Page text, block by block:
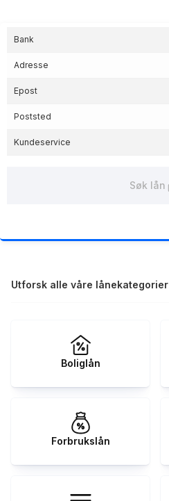
Bank
Adresse
Epost
Poststed
Kundeservice
Søk lån
Utforsk alle våre lånekategorier
Boliglån
Forbrukslån